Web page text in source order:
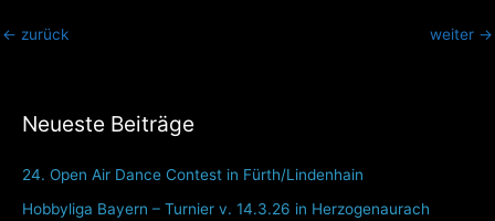
Neueste Beiträge
24. Open Air Dance Contest in Fürth/Lindenhain
Hobbyliga Bayern – Turnier v. 14.3.26 in Herzogenaurach
← zurück weiter →